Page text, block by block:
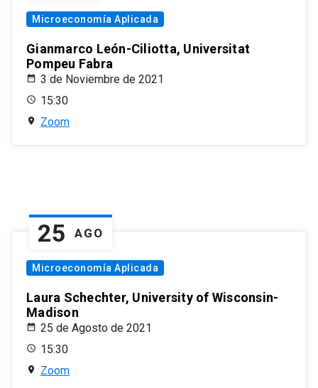
Microeconomía Aplicada
Gianmarco León-Ciliotta, Universitat
Pompeu Fabra
3 de Noviembre de 2021
15:30
Zoom
25 AGO
Microeconomía Aplicada
Laura Schechter, University of Wisconsin-
Madison
25 de Agosto de 2021
15:30
Zoom